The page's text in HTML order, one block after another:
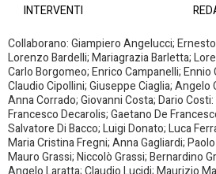
INTERVENTI
Collaborano: Giampiero Angelucci;
Lorenzo Bardelli; Mariagrazia Barletta;
Carlo Borgomeo; Enrico Campanelli; Ennio
Claudio Cipollini; Giuseppe Ciaglia;
Anna Corrado; Giovanni Costa; Dario
Francesco Decarolis; Gaetano De
Salvatore Di Bacco; Luigi Donato; Luca
Maria Cristina Fregni; Anna Gagliardi;
Mauro Grassi; Niccolò Grassi; Bernardino